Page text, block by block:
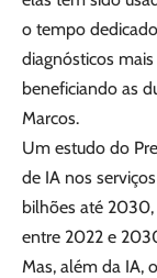
o tempo
diagnósticos
beneficiando as
Marcos.
Um estudo do
de IA nos
bilhões até
entre 2022 e
Mas, além da IA,